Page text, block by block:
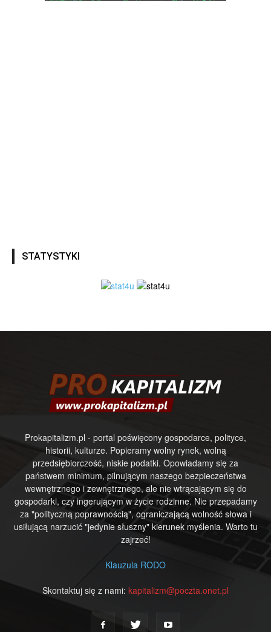
STATYSTYKI
Prokapitalizm.pl - portal poświęcony gospodarce, polityce,
historii, kulturze. Popieramy wolny rynek, wolną
przedsiębiorczość, niskie podatki. Opowiadamy się za
państwem minimum, pilnującym naszego bezpieczeństwa
wewnętrznego i zewnętrznego, ale nie wtrącającym się do
gospodarki, czy ingerującym w życie rodzinne. Nie przepadamy
za "polityczną poprawnością", ograniczającą wolność słowa i
usiłującą narzucić "jedynie słuszny" kierunek myślenia. Warto tu
zajrzeć!
Klauzula RODO
Skontaktuj się z nami: kapitalizm@poczta.onet.pl